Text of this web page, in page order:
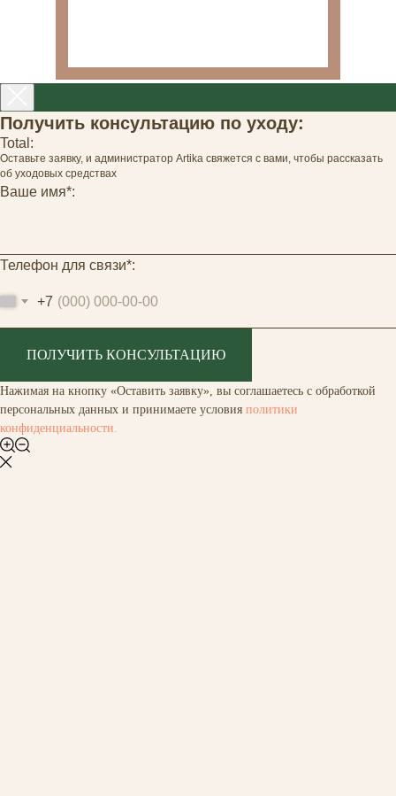
Получить консультацию по уходу:
Total:
Оставьте заявку, и администратор Artika свяжется с вами, чтобы рассказать
об уходовых средствах
Ваше имя*:
Телефон для связи*:
+7
ПОЛУЧИТЬ КОНСУЛЬТАЦИЮ
Нажимая на кнопку «Оставить заявку», вы соглашаетесь с обработкой
персональных данных и принимаете условия политики
конфиденциальности.